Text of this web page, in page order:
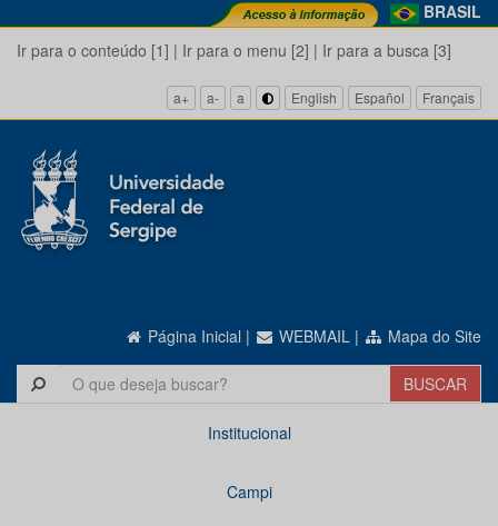
BRASIL
Ir para o conteúdo [1] | Ir para o menu [2] | Ir para a busca [3]
a+ a- a English Español Français
Página Inicial | WEBMAIL | Mapa do Site
Institucional
Campi